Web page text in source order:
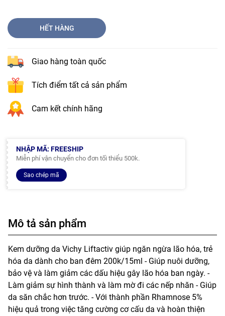
HẾT HÀNG
Giao hàng toàn quốc
Tích điểm tất cả sản phẩm
Cam kết chính hãng
NHẬP MÃ: FREESHIP
Miễn phí vận chuyển cho đơn tối thiểu 500k.
Sao chép mã
Mô tả sản phẩm
Kem dưỡng da Vichy Liftactiv giúp ngăn ngừa lão hóa, trẻ
hóa da dành cho ban đêm 200k/15ml - Giúp nuôi dưỡng,
bảo vệ và làm giảm các dấu hiệu gây lão hóa ban ngày. -
Làm giảm sự hình thành và làm mờ đi các nếp nhăn - Giúp
da săn chắc hơn trước. - Với thành phần Rhamnose 5%
hiệu quả trong việc tăng cường cơ cấu da và hoàn thiện